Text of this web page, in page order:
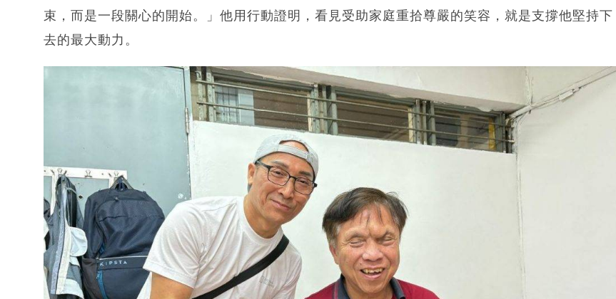
束，而是一段關心的開始。」他用行動證明，看見受助家庭重拾尊嚴的笑容，就是支撐他堅持下
去的最大動力。